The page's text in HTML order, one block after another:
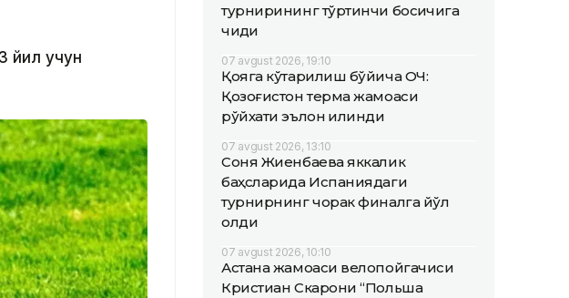
йил учун
турнирининг тўртинчи босқичига
чиқди
07 avgust 2026, 19:10
Қояга кўтарилиш бўйича ОЧ:
Қозоғистон терма жамоаси
рўйхати эълон қилинди
07 avgust 2026, 13:10
Соня Жиенбаева яккалик
баҳсларида Испаниядаги
турнирнинг чорак финалга йўл
олди
07 avgust 2026, 10:10
Астана жамоаси велопойгачиси
Кристиан Скарони “Польша